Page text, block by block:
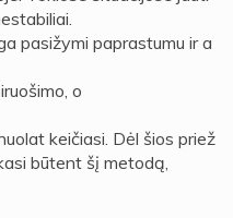
pasižymi paprastumu ir a
o
keičiasi. Dėl šios priež
būtent šį metodą,